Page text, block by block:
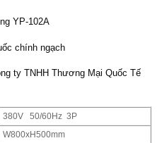
YP-102A
chính ngạch
ty TNHH Thương Mại Quốc Tế
380V 50/60Hz 3P
W800xH500mm